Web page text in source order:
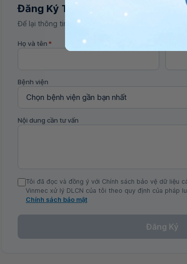
Đăng Ký Tư Vấn
Để lại thông tin, bác sĩ Vinmec sẽ liên hệ tư vấn
Họ và tên *
Bệnh viện
Nội dung cần tư vấn
Tôi đã đọc và đồng ý với Chính sách bảo vệ dữ liệu
Vinmec xử lý DLCN của tôi theo quy định của pháp
Chính sách bảo mật
Đăng Ký